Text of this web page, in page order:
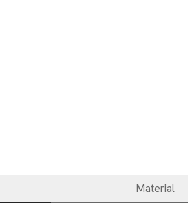
Material